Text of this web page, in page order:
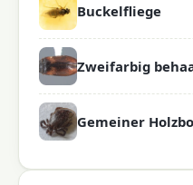
Buckelfliege
Zweifarbig
Gemeiner